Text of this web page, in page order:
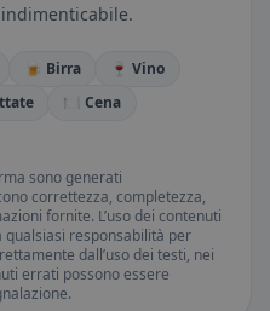
🍺 Birra
🍷 Vino
🍽️ Cena
sono generati
correttezza, completezza,
fornite. L’uso dei contenuti
qualsiasi responsabilità per
dall’uso dei testi, nei
errati possono essere